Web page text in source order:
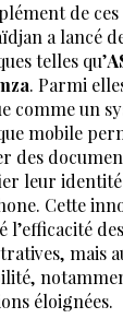
de
a lancé
telles qu’
. Parmi
comme un
mobile
des
leur identité
Cette
l’efficacité
mais
éloignées.